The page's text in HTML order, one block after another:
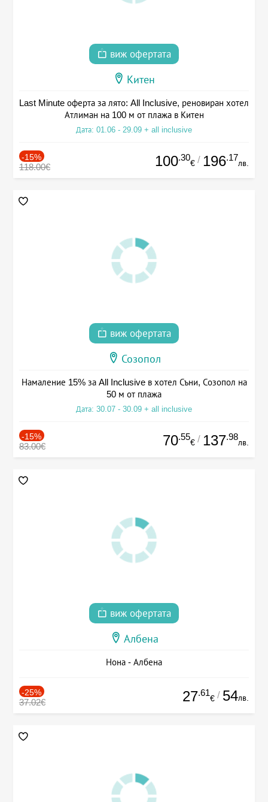
виж офертата
Китен
Last Minute оферта за лято: All Inclusive, реновиран хотел
Атлиман на 100 м от плажа в Китен
Дата: 01.06 - 29.09 + all inclusive
-15%
118.00€ 100.30
€ / 196.17
лв.
виж офертата
Созопол
Намаление 15% за All Inclusive в хотел Съни, Созопол на
50 м от плажа
Дата: 30.07 - 30.09 + all inclusive
-15%
83.00€ 70.55
€ / 137.98
лв.
виж офертата
Албена
Нона - Албена
-25%
37.02€ 27.61
€ / 54лв.